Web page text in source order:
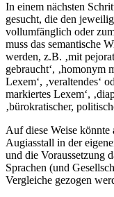
In einem nächsten
gesucht, die den
vollumfänglich oder
muss das semantische
werden, z.B. ‚mit
gebraucht‘, ‚homonym
Lexem‘, ‚veraltendes‘
markiertes Lexem‘,
‚bürokratischer,
Auf diese Weise
Augiasstall in der
und die Voraussetzung
Sprachen (und
Vergleiche gezogen